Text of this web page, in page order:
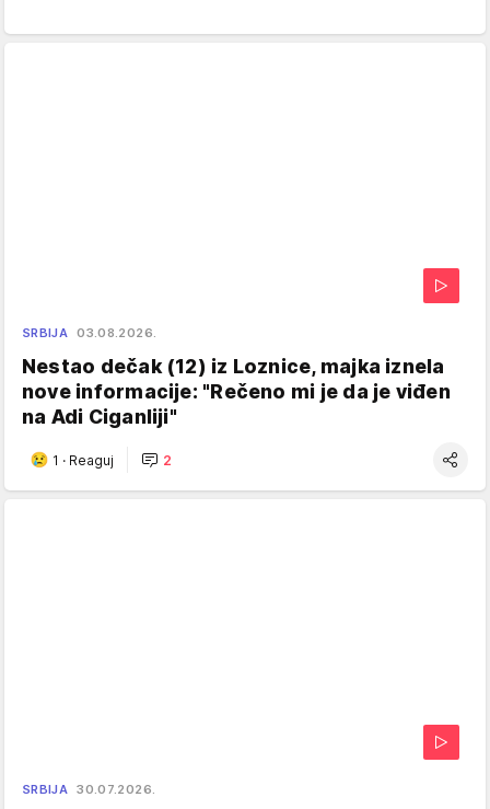
SRBIJA 03.08.2026.
Nestao dečak (12) iz Loznice, majka iznela
nove informacije: "Rečeno mi je da je viđen
na Adi Ciganliji"
1 · Reaguj 2
SRBIJA 30.07.2026.